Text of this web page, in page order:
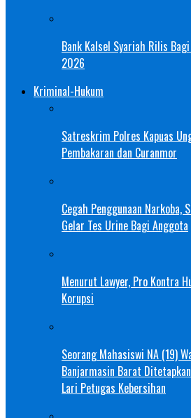
Bank Kalsel Syariah Rilis
2026
Kriminal-Hukum
Satreskrim Polres Kapuas
Pembakaran dan Curanmor
Cegah Penggunaan Narkoba,
Gelar Tes Urine Bagi Anggota
Menurut Lawyer, Pro Kontra
Korupsi
Seorang Mahasiswi NA (19)
Banjarmasin Barat
Lari Petugas Kebersihan